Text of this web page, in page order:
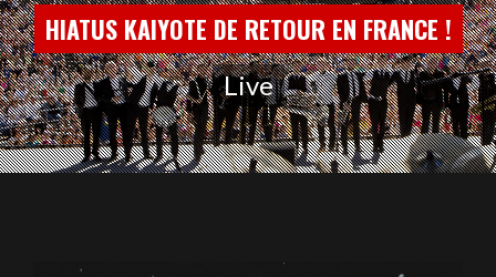
HIATUS KAIYOTE DE RETOUR EN FRANCE !
Live